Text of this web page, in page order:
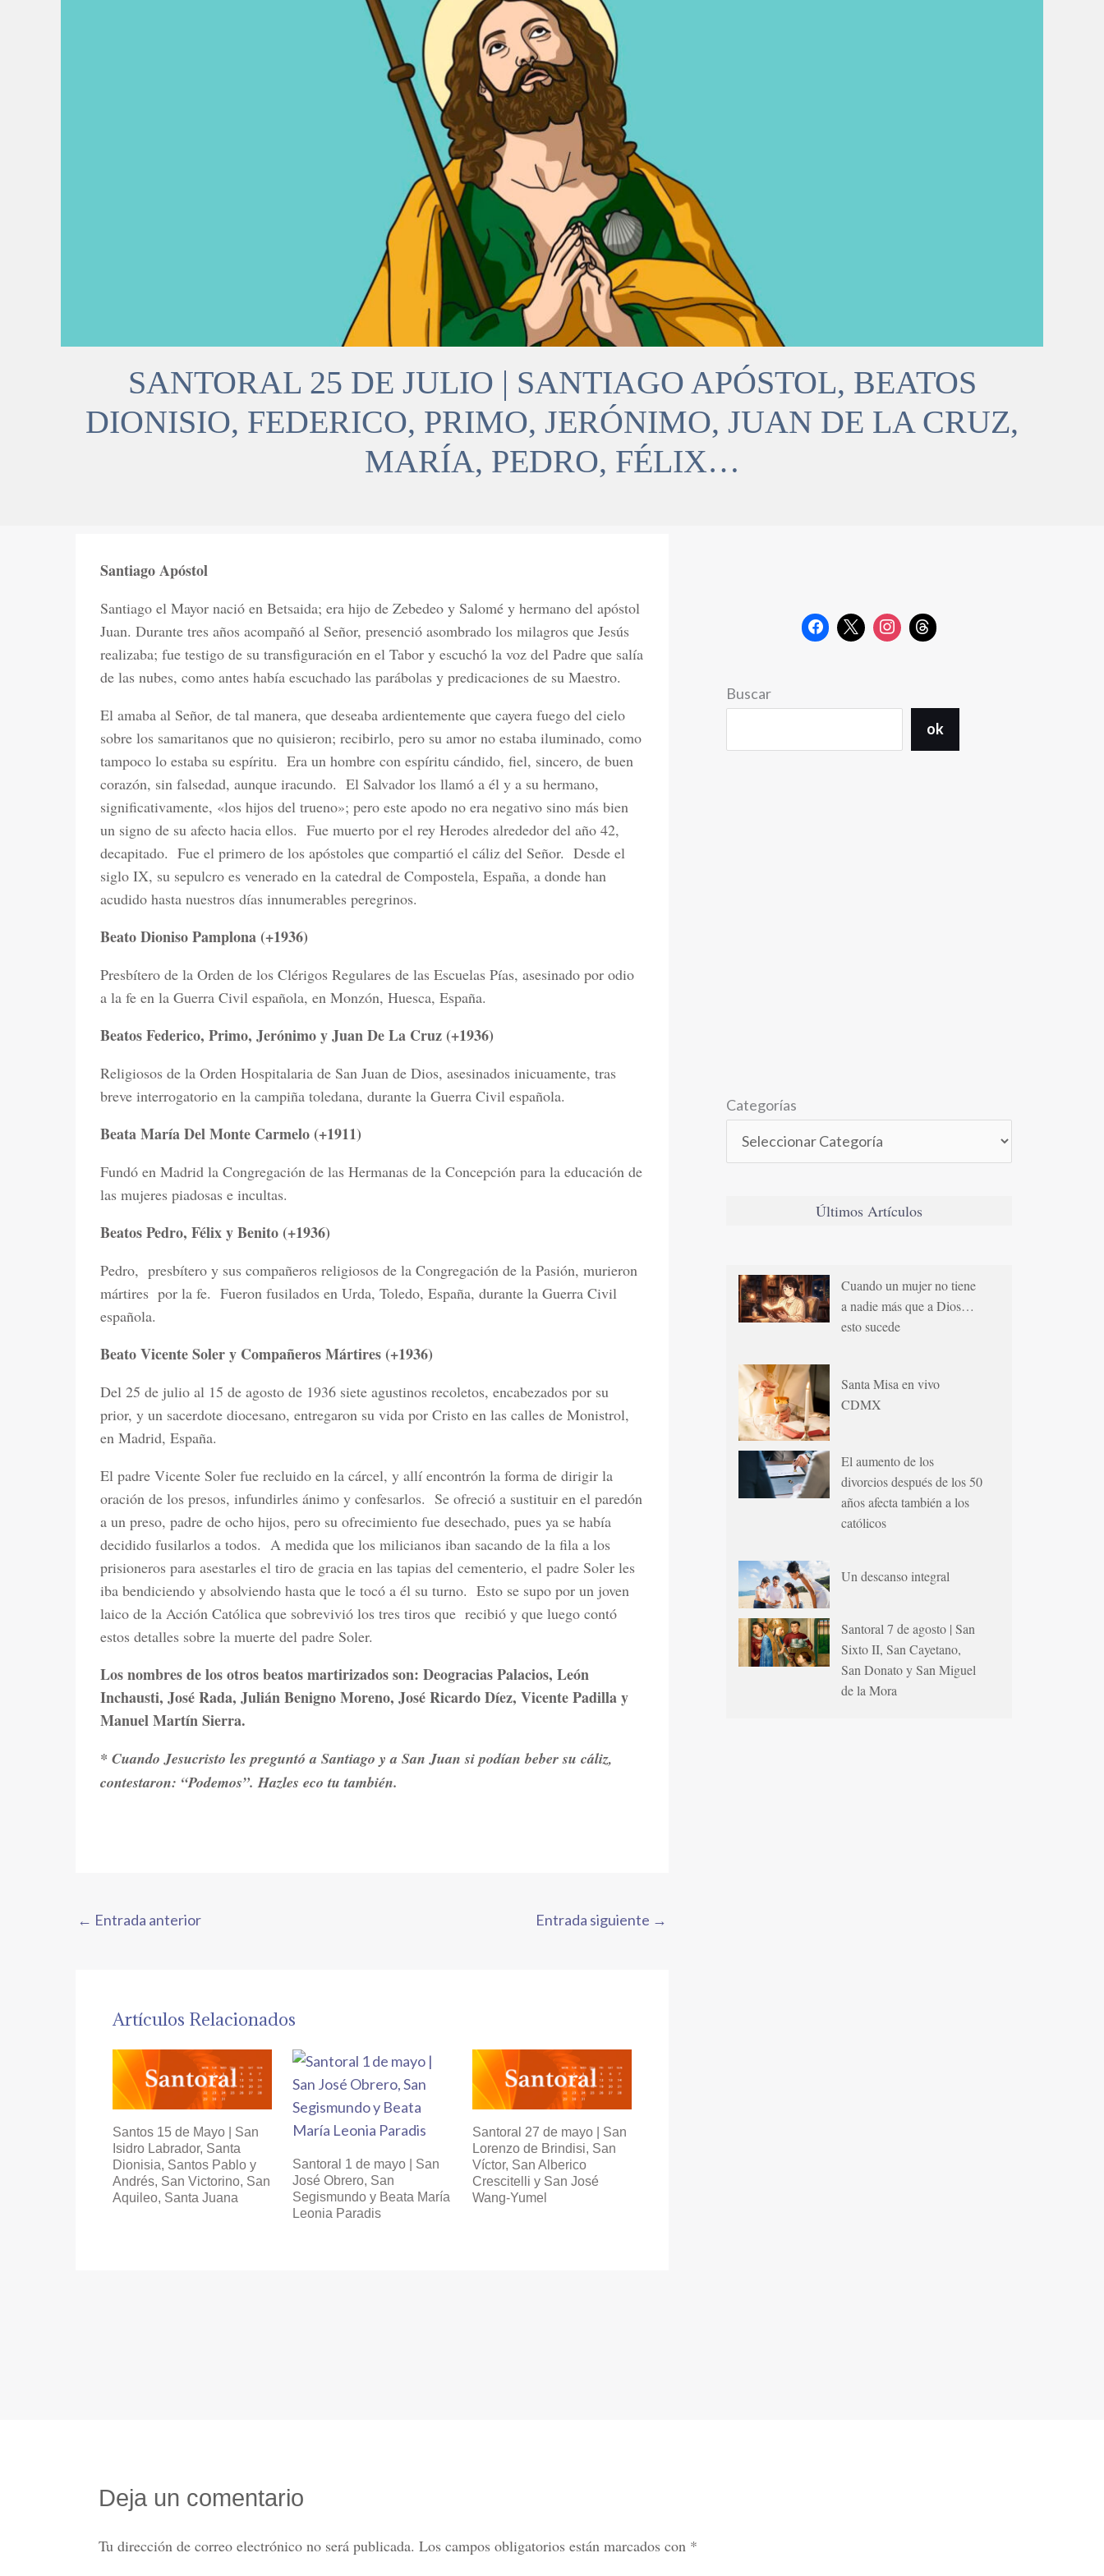
SANTORAL 25 DE JULIO | SANTIAGO APÓSTOL, BEATOS
DIONISIO, FEDERICO, PRIMO, JERÓNIMO, JUAN DE LA CRUZ,
MARÍA, PEDRO, FÉLIX…
Santiago Apóstol
Santiago el Mayor nació en Betsaida; era hijo de Zebedeo y Salomé y hermano del apóstol
Juan. Durante tres años acompañó al Señor, presenció asombrado los milagros que Jesús
realizaba; fue testigo de su transfiguración en el Tabor y escuchó la voz del Padre que salía
de las nubes, como antes había escuchado las parábolas y predicaciones de su Maestro.
El amaba al Señor, de tal manera, que deseaba ardientemente que cayera fuego del cielo
sobre los samaritanos que no quisieron; recibirlo, pero su amor no estaba iluminado, como
tampoco lo estaba su espíritu. Era un hombre con espíritu cándido, fiel, sincero, de buen
corazón, sin falsedad, aunque iracundo. El Salvador los llamó a él y a su hermano,
significativamente, «los hijos del trueno»; pero este apodo no era negativo sino más bien
un signo de su afecto hacia ellos. Fue muerto por el rey Herodes alrededor del año 42,
decapitado. Fue el primero de los apóstoles que compartió el cáliz del Señor. Desde el
siglo IX, su sepulcro es venerado en la catedral de Compostela, España, a donde han
acudido hasta nuestros días innumerables peregrinos.
Beato Dioniso Pamplona (+1936)
Presbítero de la Orden de los Clérigos Regulares de las Escuelas Pías, asesinado por odio
a la fe en la Guerra Civil española, en Monzón, Huesca, España.
Beatos Federico, Primo, Jerónimo y Juan De La Cruz (+1936)
Religiosos de la Orden Hospitalaria de San Juan de Dios, asesinados inicuamente, tras
breve interrogatorio en la campiña toledana, durante la Guerra Civil española.
Beata María Del Monte Carmelo (+1911)
Fundó en Madrid la Congregación de las Hermanas de la Concepción para la educación de
las mujeres piadosas e incultas.
Beatos Pedro, Félix y Benito (+1936)
Pedro, presbítero y sus compañeros religiosos de la Congregación de la Pasión, murieron
mártires por la fe. Fueron fusilados en Urda, Toledo, España, durante la Guerra Civil
española.
Beato Vicente Soler y Compañeros Mártires (+1936)
Del 25 de julio al 15 de agosto de 1936 siete agustinos recoletos, encabezados por su
prior, y un sacerdote diocesano, entregaron su vida por Cristo en las calles de Monistrol,
en Madrid, España.
El padre Vicente Soler fue recluido en la cárcel, y allí encontrón la forma de dirigir la
oración de los presos, infundirles ánimo y confesarlos. Se ofreció a sustituir en el paredón
a un preso, padre de ocho hijos, pero su ofrecimiento fue desechado, pues ya se había
decidido fusilarlos a todos. A medida que los milicianos iban sacando de la fila a los
prisioneros para asestarles el tiro de gracia en las tapias del cementerio, el padre Soler les
iba bendiciendo y absolviendo hasta que le tocó a él su turno. Esto se supo por un joven
laico de la Acción Católica que sobrevivió los tres tiros que recibió y que luego contó
estos detalles sobre la muerte del padre Soler.
Los nombres de los otros beatos martirizados son: Deogracias Palacios, León
Inchausti, José Rada, Julián Benigno Moreno, José Ricardo Díez, Vicente Padilla y
Manuel Martín Sierra.
* Cuando Jesucristo les preguntó a Santiago y a San Juan si podían beber su cáliz,
contestaron: “Podemos”. Hazles eco tu también.
← Entrada anterior Entrada siguiente →
Artículos Relacionados
Santos 15 de Mayo | San
Isidro Labrador, Santa
Dionisia, Santos Pablo y
Andrés, San Victorino, San
Aquileo, Santa Juana
Santoral 1 de mayo | San
José Obrero, San
Segismundo y Beata María
Leonia Paradis
Santoral 27 de mayo | San
Lorenzo de Brindisi, San
Víctor, San Alberico
Crescitelli y San José
Wang-Yumel
Buscar
ok
Categorías
Últimos Artículos
Cuando un mujer no tiene
a nadie más que a Dios…
esto sucede
Santa Misa en vivo
CDMX
El aumento de los
divorcios después de los 50
años afecta también a los
católicos
Un descanso integral
Santoral 7 de agosto | San
Sixto II, San Cayetano,
San Donato y San Miguel
de la Mora
Deja un comentario
Tu dirección de correo electrónico no será publicada. Los campos obligatorios están marcados con *